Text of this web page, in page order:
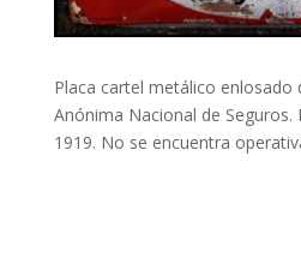
Placa cartel metálico enlosado
Anónima Nacional de Seguros.
1919. No se encuentra